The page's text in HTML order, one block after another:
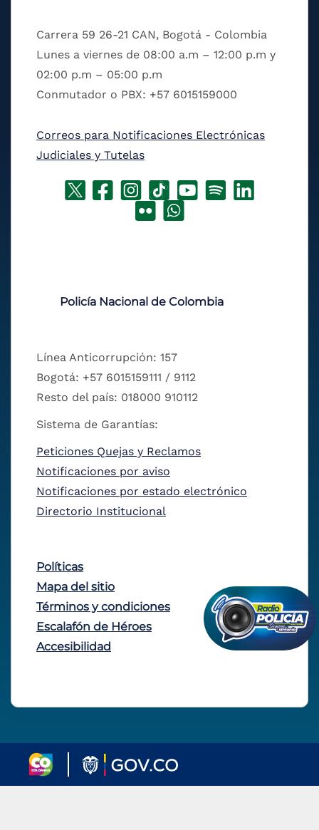
Carrera 59 26-21 CAN, Bogotá - Colombia
Lunes a viernes de 08:00 a.m – 12:00 p.m y
02:00 p.m – 05:00 p.m
Conmutador o PBX: +57 6015159000
Correos para Notificaciones Electrónicas
Judiciales y Tutelas
Policía Nacional de Colombia
Línea Anticorrupción: 157
Bogotá: +57 6015159111 / 9112
Resto del país: 018000 910112
Sistema de Garantías:
Peticiones Quejas y Reclamos
Notificaciones por aviso
Notificaciones por estado electrónico
Directorio Institucional
Políticas
Mapa del sitio
Términos y condiciones
Escalafón de Héroes
Accesibilidad